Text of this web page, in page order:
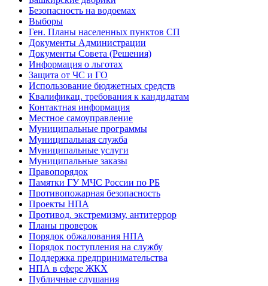
Безопасность на водоемах
Выборы
Ген. Планы населенных пунктов СП
Документы Администрации
Документы Совета (Решения)
Информация о льготах
Защита от ЧС и ГО
Использование бюджетных средств
Квалификац. требования к кандидатам
Контактная информация
Местное самоуправление
Муниципальные программы
Муниципальная служба
Муниципальные услуги
Муниципальные заказы
Правопорядок
Памятки ГУ МЧС России по РБ
Противопожарная безопасность
Проекты НПА
Противод. экстремизму, антитеррор
Планы проверок
Порядок обжалования НПА
Порядок поступления на службу
Поддержка предпринимательства
НПА в сфере ЖКХ
Публичные слушания